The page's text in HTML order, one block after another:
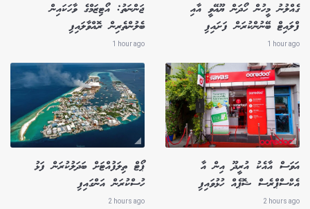
ގެއްލުނު މީހުން ހޯދަން ޔޫއޭވީ އާއި
ފްލައިޓް ބޭނުންކުރަން ފަށައިފި
1 hour ago
ޖަންނަތު: އޯޓިޒަމްގެ ވާހަކައިން
ބެލުންތެރިން ރޮއްވާލައިފި
1 hour ago
އަވަސް އާއެކު އުރީދޫ އިން އާ
އެކްސްޕްރެސް ޝޮޕެއް ހުޅުވައިފި
2 hours ago
ޕޯޓް ތިލަފުއްޓަށް ބަދަލުކުރަން ފަޅު
ހުސްކުރަން އަންގައިފި
2 hours ago